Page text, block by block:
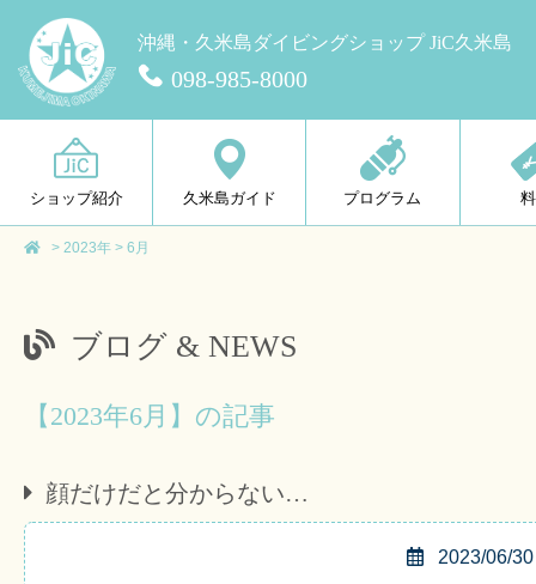
沖縄・久米島ダイビングショップ JiC久米島
098-985-8000
ショップ紹介 久米島ガイド プログラム
> 2023年 > 6月
ブログ & NEWS
【2023年6月】の記事
顔だけだと分からない…
2023/06/30